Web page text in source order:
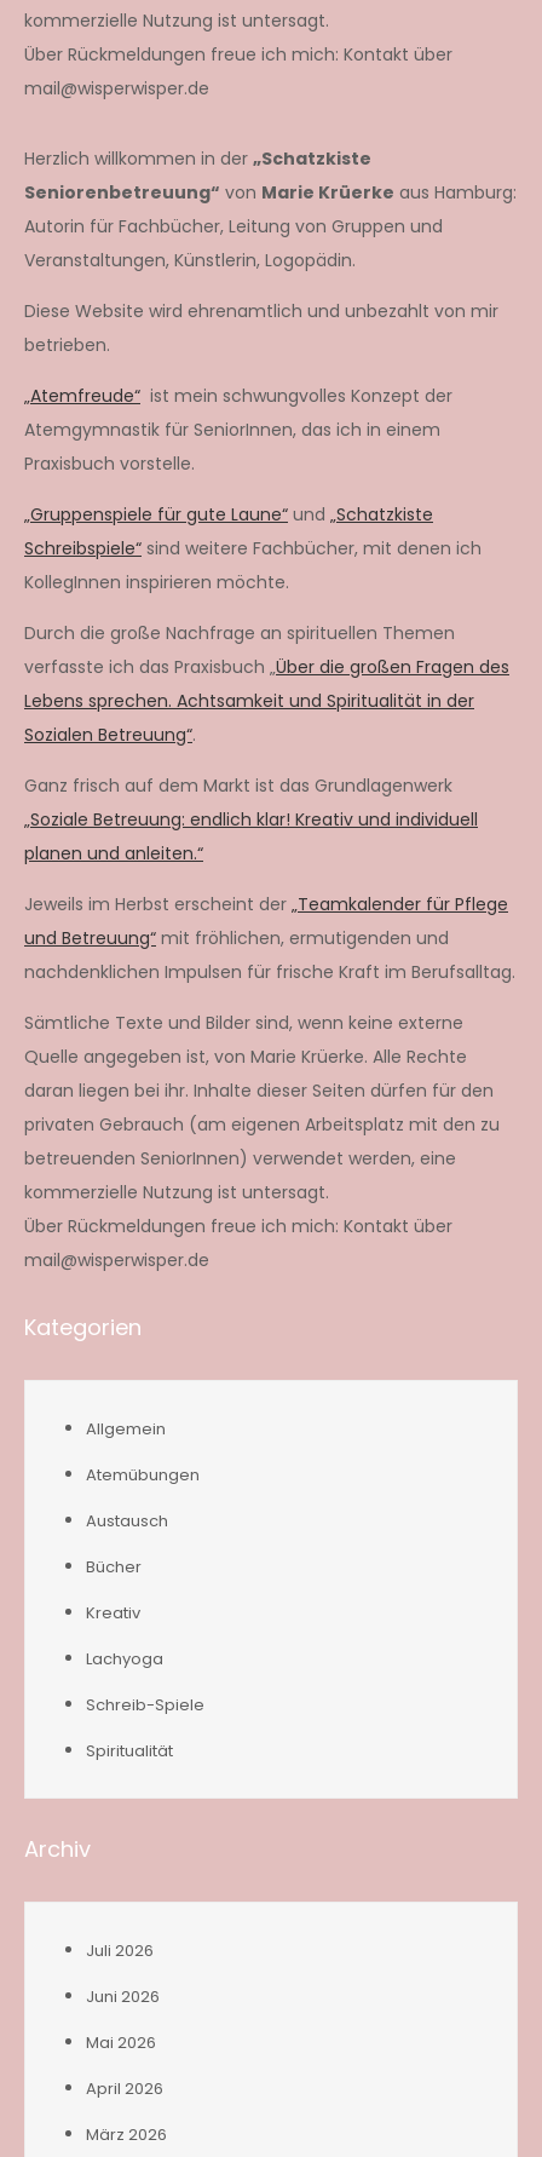
kommerzielle Nutzung ist untersagt.
Über Rückmeldungen freue ich mich: Kontakt über
mail@wisperwisper.de
Herzlich willkommen in der „Schatzkiste
Seniorenbetreuung“ von Marie Krüerke aus Hamburg:
Autorin für Fachbücher, Leitung von Gruppen und
Veranstaltungen, Künstlerin, Logopädin.
Diese Website wird ehrenamtlich und unbezahlt von mir
betrieben.
„Atemfreude“ ist mein schwungvolles Konzept der
Atemgymnastik für SeniorInnen, das ich in einem
Praxisbuch vorstelle.
„Gruppenspiele für gute Laune“ und „Schatzkiste
Schreibspiele“ sind weitere Fachbücher, mit denen ich
KollegInnen inspirieren möchte.
Durch die große Nachfrage an spirituellen Themen
verfasste ich das Praxisbuch „Über die großen Fragen des
Lebens sprechen. Achtsamkeit und Spiritualität in der
Sozialen Betreuung“.
Ganz frisch auf dem Markt ist das Grundlagenwerk
„Soziale Betreuung: endlich klar! Kreativ und individuell
planen und anleiten.“
Jeweils im Herbst erscheint der „Teamkalender für Pflege
und Betreuung“ mit fröhlichen, ermutigenden und
nachdenklichen Impulsen für frische Kraft im Berufsalltag.
Sämtliche Texte und Bilder sind, wenn keine externe
Quelle angegeben ist, von Marie Krüerke. Alle Rechte
daran liegen bei ihr. Inhalte dieser Seiten dürfen für den
privaten Gebrauch (am eigenen Arbeitsplatz mit den zu
betreuenden SeniorInnen) verwendet werden, eine
kommerzielle Nutzung ist untersagt.
Über Rückmeldungen freue ich mich: Kontakt über
mail@wisperwisper.de
Kategorien
Allgemein
Atemübungen
Austausch
Bücher
Kreativ
Lachyoga
Schreib-Spiele
Spiritualität
Archiv
Juli 2026
Juni 2026
Mai 2026
April 2026
März 2026